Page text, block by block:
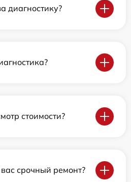
диагностику?
стоимости?
срочный ремонт?